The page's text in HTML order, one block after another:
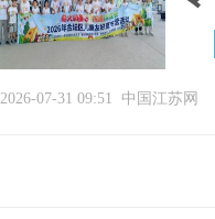
2026-07-31 09:51 中国江苏网